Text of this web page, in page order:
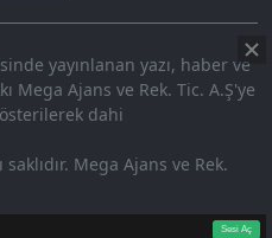
Aç
9.77%
Sesi Aç
yayınlanan yazı, haber ve
Mega Ajans ve Rek. Tic. A.Ş'ye
dahi
Mega Ajans ve Rek.